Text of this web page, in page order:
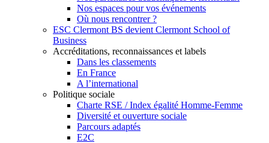
Nos espaces pour vos événements
Où nous rencontrer ?
ESC Clermont BS devient Clermont School of
Business
Accréditations, reconnaissances et labels
Dans les classements
En France
A l’international
Politique sociale
Charte RSE / Index égalité Homme-Femme
Diversité et ouverture sociale
Parcours adaptés
E2C